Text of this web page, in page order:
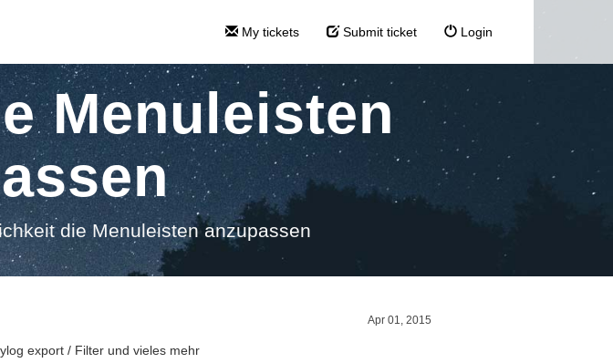
My tickets Submit ticket Login
Menuleisten
die Menuleisten anzupassen
Apr 01, 2015
export / Filter und vieles mehr